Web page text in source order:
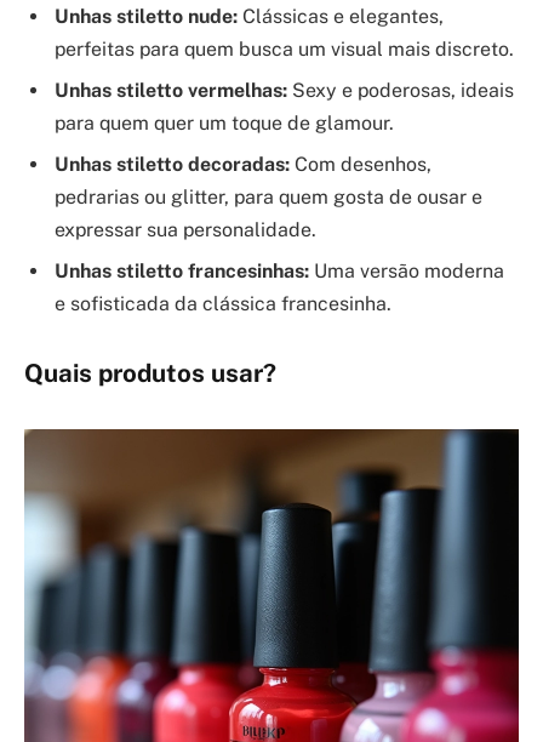
Unhas stiletto nude: Clássicas e elegantes,
perfeitas para quem busca um visual mais discreto.
Unhas stiletto vermelhas: Sexy e poderosas, ideais
para quem quer um toque de glamour.
Unhas stiletto decoradas: Com desenhos,
pedrarias ou glitter, para quem gosta de ousar e
expressar sua personalidade.
Unhas stiletto francesinhas: Uma versão moderna
e sofisticada da clássica francesinha.
Quais produtos usar?